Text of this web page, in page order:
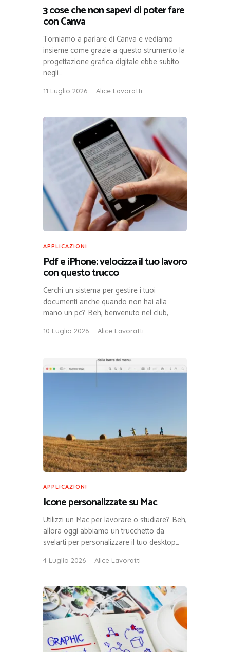
3 cose che non sapevi di poter fare
con Canva
Torniamo a parlare di Canva e vediamo
insieme come grazie a questo strumento la
progettazione grafica digitale ebbe subito
negli…
11 Luglio 2026 Alice Lavoratti
APPLICAZIONI
Pdf e iPhone: velocizza il tuo lavoro
con questo trucco
Cerchi un sistema per gestire i tuoi
documenti anche quando non hai alla
mano un pc? Beh, benvenuto nel club,…
10 Luglio 2026 Alice Lavoratti
APPLICAZIONI
Icone personalizzate su Mac
Utilizzi un Mac per lavorare o studiare? Beh,
allora oggi abbiamo un trucchetto da
svelarti per personalizzare il tuo desktop…
4 Luglio 2026 Alice Lavoratti